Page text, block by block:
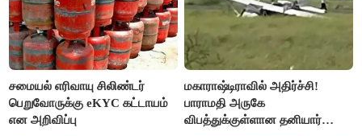
சமையல் எரிவாயு சிலிண்டர்
பெறுவோருக்கு eKYC கட்டாயம்
என அறிவிப்பு
மகாராஷ்டிராவில் அதிர்ச்சி!
பாராமதி அருகே
விபத்துக்குள்ளான தனியார்